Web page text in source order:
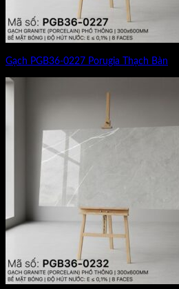
Gạch PGB36-0227 Porugia Thạch Bàn